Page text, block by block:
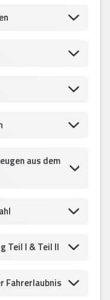
aus dem
Teil I & Teil II
Fahrerlaubnis